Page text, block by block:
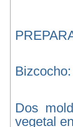
Bizcocho:
Dos
vegetal